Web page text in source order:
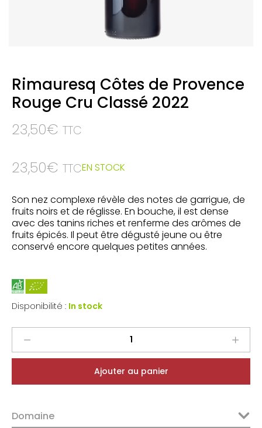
Rimauresq Côtes de Provence
Rouge Cru Classé 2022
23,50€ TTC
23,50€ TTCEN STOCK
Son nez complexe révèle des notes de garrigue, de
fruits noirs et de réglisse. En bouche, il est dense
avec des tanins riches et renferme des arômes de
fruits épicés. Il peut être dégusté jeune ou être
conservé encore quelques petites années.
Disponibilité : In stock
de
Rouge
Classé
Ajouter au panier
Domaine